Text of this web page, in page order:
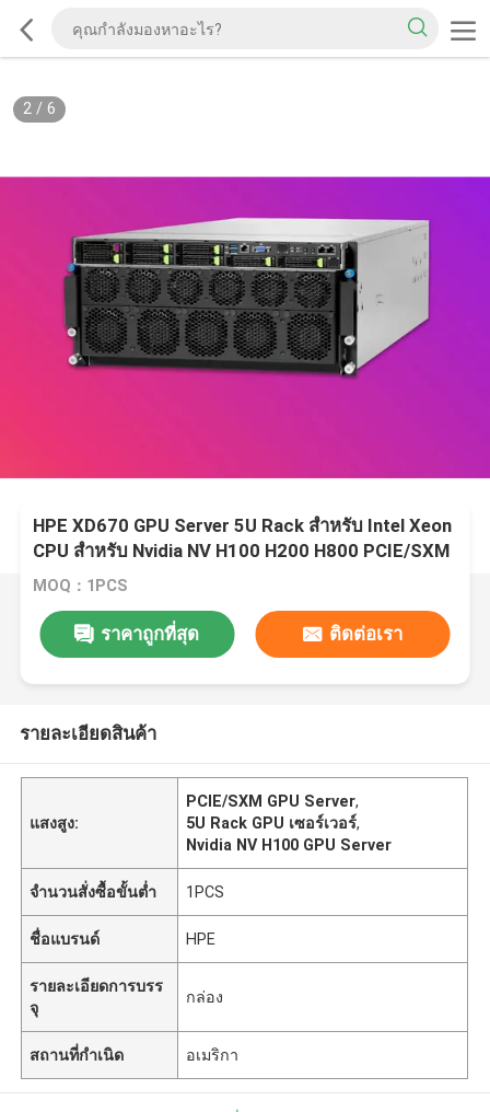
2/ 6
HPE XD670 GPU Server 5U Rack สําหรับ Intel Xeon
CPU สําหรับ Nvidia NV H100 H200 H800 PCIE/SXM
Nvlink AI Supercomputing Case
MOQ：1PCS
ราคาถูกที่สุด ติดต่อเรา
รายละเอียดสินค้า
แสงสูง:
PCIE/SXM GPU Server,
5U Rack GPU เซอร์เวอร์,
Nvidia NV H100 GPU Server
จำนวนสั่งซื้อขั้นต่ำ 1PCS
ชื่อแบรนด์ HPE
รายละเอียดการบรร
จุ
กล่อง
สถานที่กำเนิด อเมริกา